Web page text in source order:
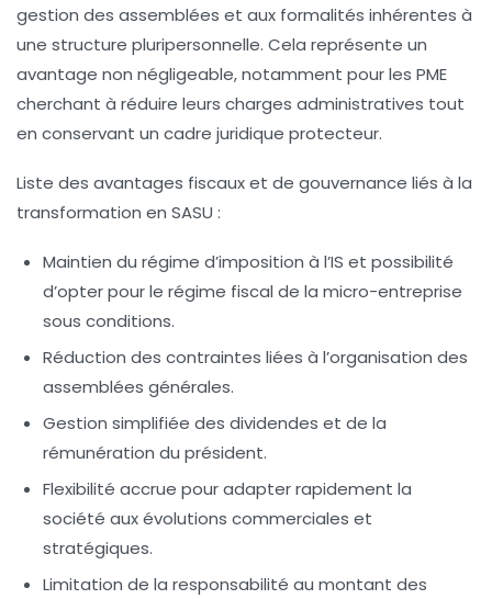
gestion des assemblées et aux formalités inhérentes à
une structure pluripersonnelle. Cela représente un
avantage non négligeable, notamment pour les PME
cherchant à réduire leurs charges administratives tout
en conservant un cadre juridique protecteur.
Liste des avantages fiscaux et de gouvernance liés à la
transformation en SASU :
Maintien du régime d’imposition à l’IS et possibilité
d’opter pour le régime fiscal de la micro-entreprise
sous conditions.
Réduction des contraintes liées à l’organisation des
assemblées générales.
Gestion simplifiée des dividendes et de la
rémunération du président.
Flexibilité accrue pour adapter rapidement la
société aux évolutions commerciales et
stratégiques.
Limitation de la responsabilité au montant des